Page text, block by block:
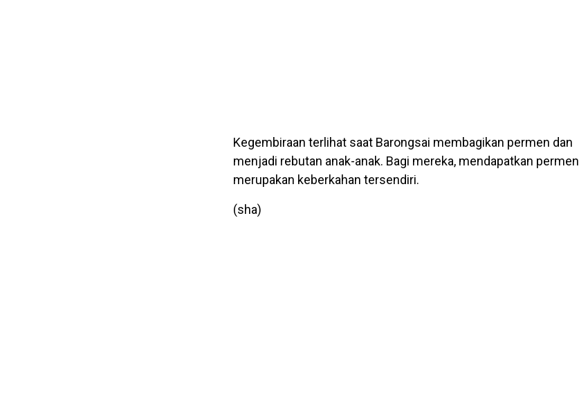
Kegembiraan terlihat saat Barongsai membagikan permen dan
menjadi rebutan anak-anak. Bagi mereka, mendapatkan permen
merupakan keberkahan tersendiri.
(sha)